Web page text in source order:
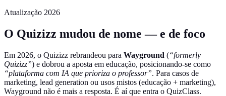
Atualização 2026
O Quizizz mudou de nome — e de foco
Em 2026, o Quizizz rebrandeou para Wayground (“formerly
Quizizz”) e dobrou a aposta em educação, posicionando-se como
“plataforma com IA que prioriza o professor”. Para casos de
marketing, lead generation ou usos mistos (educação + marketing),
Wayground não é mais a resposta. É aí que entra o QuizClass.